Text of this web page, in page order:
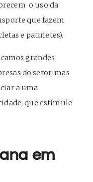
o uso da
que fazem
e patinetes).
grandes
do setor, mas
a uma
que estimule
em